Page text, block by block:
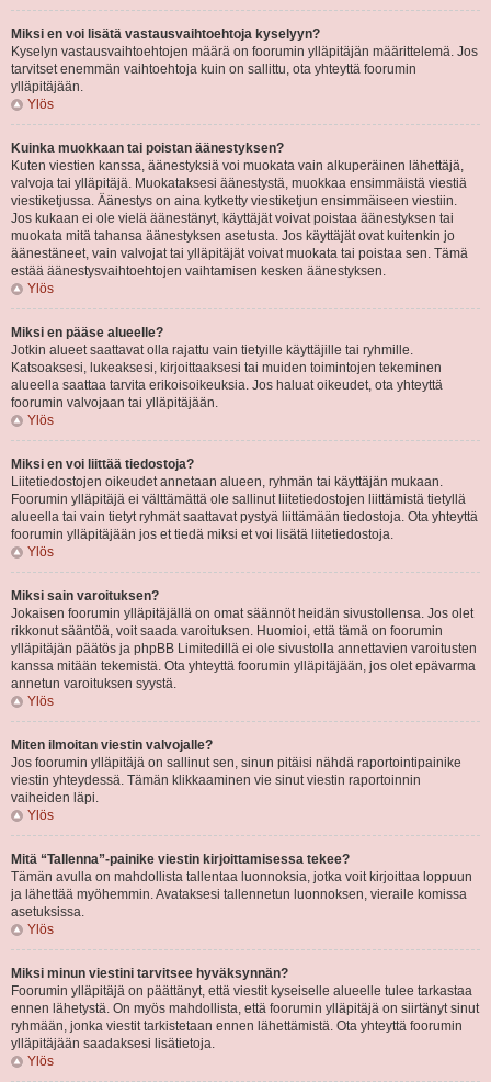
Miksi en voi lisätä vastausvaihtoehtoja kyselyyn?
Kyselyn vastausvaihtoehtojen määrä on foorumin ylläpitäjän määrittelemä. Jos
tarvitset enemmän vaihtoehtoja kuin on sallittu, ota yhteyttä foorumin
ylläpitäjään.
Ylös
Kuinka muokkaan tai poistan äänestyksen?
Kuten viestien kanssa, äänestyksiä voi muokata vain alkuperäinen lähettäjä,
valvoja tai ylläpitäjä. Muokataksesi äänestystä, muokkaa ensimmäistä viestiä
viestiketjussa. Äänestys on aina kytketty viestiketjun ensimmäiseen viestiin.
Jos kukaan ei ole vielä äänestänyt, käyttäjät voivat poistaa äänestyksen tai
muokata mitä tahansa äänestyksen asetusta. Jos käyttäjät ovat kuitenkin jo
äänestäneet, vain valvojat tai ylläpitäjät voivat muokata tai poistaa sen. Tämä
estää äänestysvaihtoehtojen vaihtamisen kesken äänestyksen.
Ylös
Miksi en pääse alueelle?
Jotkin alueet saattavat olla rajattu vain tietyille käyttäjille tai ryhmille.
Katsoaksesi, lukeaksesi, kirjoittaaksesi tai muiden toimintojen tekeminen
alueella saattaa tarvita erikoisoikeuksia. Jos haluat oikeudet, ota yhteyttä
foorumin valvojaan tai ylläpitäjään.
Ylös
Miksi en voi liittää tiedostoja?
Liitetiedostojen oikeudet annetaan alueen, ryhmän tai käyttäjän mukaan.
Foorumin ylläpitäjä ei välttämättä ole sallinut liitetiedostojen liittämistä tietyllä
alueella tai vain tietyt ryhmät saattavat pystyä liittämään tiedostoja. Ota yhteyttä
foorumin ylläpitäjään jos et tiedä miksi et voi lisätä liitetiedostoja.
Ylös
Miksi sain varoituksen?
Jokaisen foorumin ylläpitäjällä on omat säännöt heidän sivustollensa. Jos olet
rikkonut sääntöä, voit saada varoituksen. Huomioi, että tämä on foorumin
ylläpitäjän päätös ja phpBB Limitedillä ei ole sivustolla annettavien varoitusten
kanssa mitään tekemistä. Ota yhteyttä foorumin ylläpitäjään, jos olet epävarma
annetun varoituksen syystä.
Ylös
Miten ilmoitan viestin valvojalle?
Jos foorumin ylläpitäjä on sallinut sen, sinun pitäisi nähdä raportointipainike
viestin yhteydessä. Tämän klikkaaminen vie sinut viestin raportoinnin
vaiheiden läpi.
Ylös
Mitä “Tallenna”-painike viestin kirjoittamisessa tekee?
Tämän avulla on mahdollista tallentaa luonnoksia, jotka voit kirjoittaa loppuun
ja lähettää myöhemmin. Avataksesi tallennetun luonnoksen, vieraile komissa
asetuksissa.
Ylös
Miksi minun viestini tarvitsee hyväksynnän?
Foorumin ylläpitäjä on päättänyt, että viestit kyseiselle alueelle tulee tarkastaa
ennen lähetystä. On myös mahdollista, että foorumin ylläpitäjä on siirtänyt sinut
ryhmään, jonka viestit tarkistetaan ennen lähettämistä. Ota yhteyttä foorumin
ylläpitäjään saadaksesi lisätietoja.
Ylös